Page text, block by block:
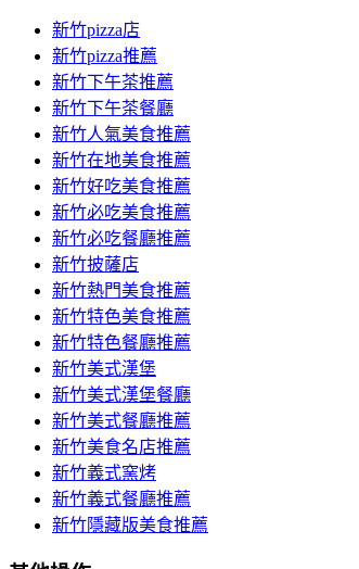
新竹pizza店
新竹pizza推薦
新竹下午茶推薦
新竹下午茶餐廳
新竹人氣美食推薦
新竹在地美食推薦
新竹好吃美食推薦
新竹必吃美食推薦
新竹必吃餐廳推薦
新竹披薩店
新竹熱門美食推薦
新竹特色美食推薦
新竹特色餐廳推薦
新竹美式漢堡
新竹美式漢堡餐廳
新竹美式餐廳推薦
新竹美食名店推薦
新竹義式窯烤
新竹義式餐廳推薦
新竹隱藏版美食推薦